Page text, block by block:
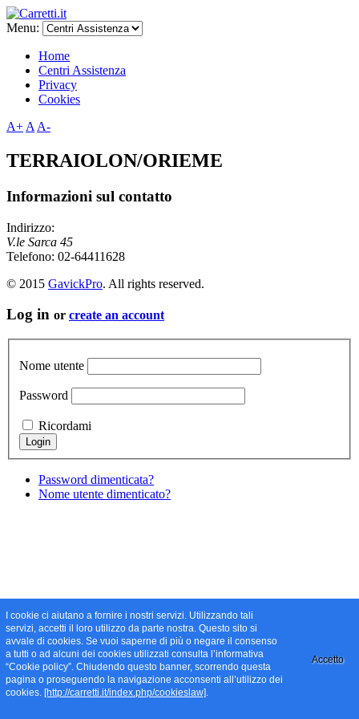
Menu:
Home
Centri Assistenza
Privacy
Cookies
A+ A A-
TERRAIOLON/ORIEME
Informazioni sul contatto
Indirizzo:
V.le Sarca 45
Telefono: 02-64411628
© 2015 GavickPro. All rights reserved.
Log in or create an account
Nome utente
Password
Ricordami
Password dimenticata?
Nome utente dimenticato?
I cookie ci aiutano a fornire i nostri servizi. Utilizzando tali
servizi, accetti il loro utilizzo da parte nostra. Questo sito si
avvale di cookies. Se vuoi saperne di più o negare il consenso
a tutti o ad alcuni dei cookies utilizzati consulta l’informativa
“Cookie policy”. Chiudendo questo banner, scorrendo questa
pagina o proseguendo la navigazione acconsenti all’utilizzo dei
cookies. [http://carretti.it/index.php/cookieslaw].
Accetto